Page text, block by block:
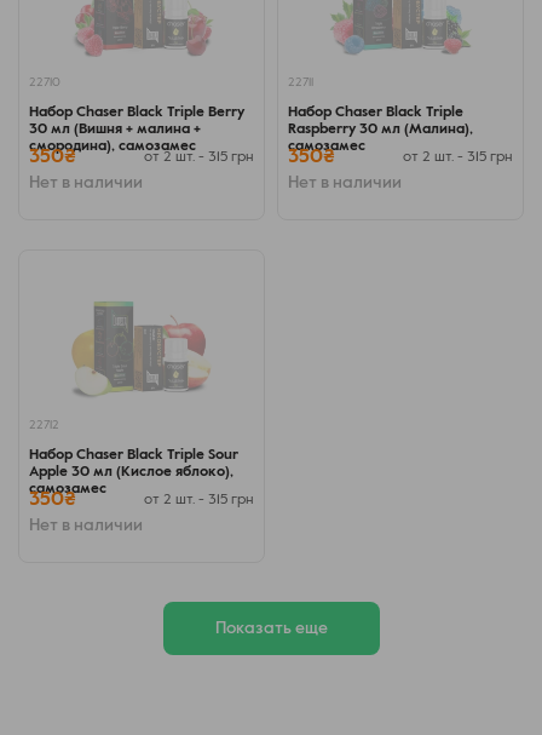
22710
Набор Chaser Black Triple Berry
30 мл (Вишня + малина +
смородина), самозамес
350₴ от 2 шт. - 315 грн
Нет в наличии
22711
Набор Chaser Black Triple
Raspberry 30 мл (Малина),
самозамес
350₴ от 2 шт. - 315 грн
Нет в наличии
22712
Набор Chaser Black Triple Sour
Apple 30 мл (Кислое яблоко),
самозамес
350₴ от 2 шт. - 315 грн
Нет в наличии
Показать еще